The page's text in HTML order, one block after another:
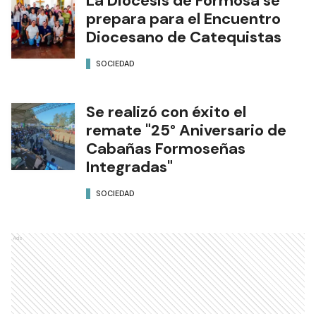
prepara para el Encuentro
Diocesano de Catequistas
SOCIEDAD
Se realizó con éxito el
remate "25° Aniversario de
Cabañas Formoseñas
Integradas"
SOCIEDAD
Ads